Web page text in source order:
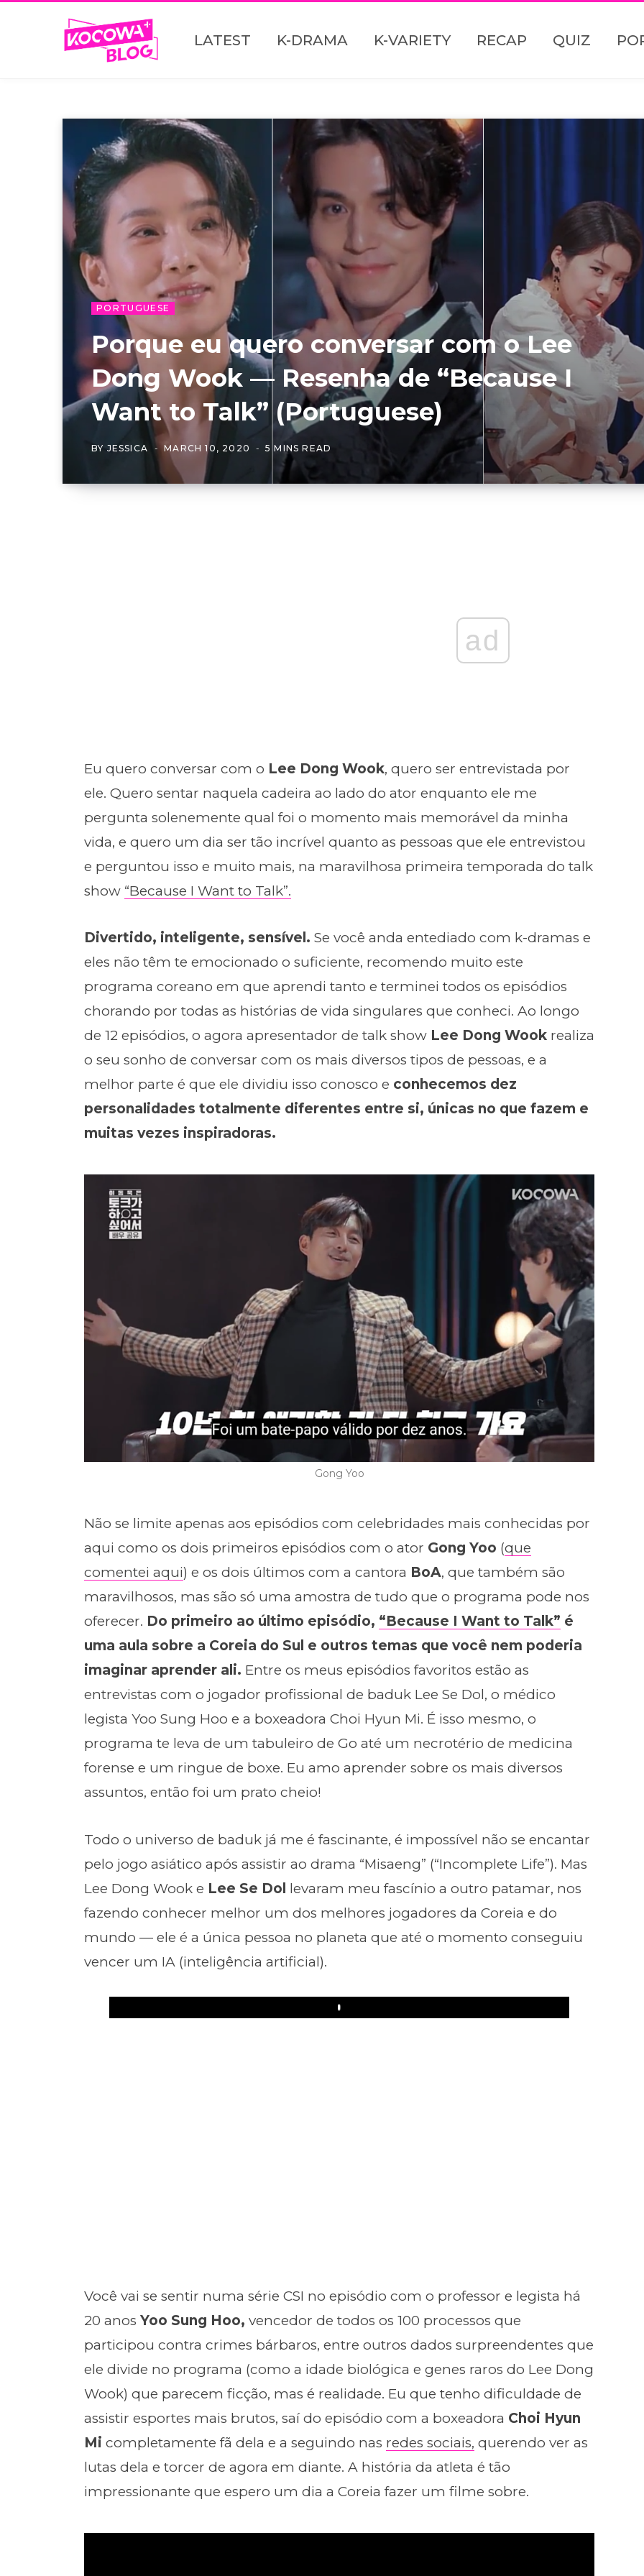
LATEST K-DRAMA K-VARIETY RECAP QUIZ
PORTUGUESE
Porque eu quero conversar com o Lee
Dong Wook — Resenha de “Because I
Want to Talk” (Portuguese)
BY JESSICA MARCH 10, 2020 5 MINS READ
ad
Eu quero conversar com o Lee Dong Wook, quero ser entrevistada por
ele. Quero sentar naquela cadeira ao lado do ator enquanto ele me
pergunta solenemente qual foi o momento mais memorável da minha
vida, e quero um dia ser tão incrível quanto as pessoas que ele entrevistou
e perguntou isso e muito mais, na maravilhosa primeira temporada do talk
show “Because I Want to Talk”.
Divertido, inteligente, sensível. Se você anda entediado com k-dramas e
eles não têm te emocionado o suficiente, recomendo muito este
programa coreano em que aprendi tanto e terminei todos os episódios
chorando por todas as histórias de vida singulares que conheci. Ao longo
de 12 episódios, o agora apresentador de talk show Lee Dong Wookrealiza
o seu sonho de conversar com os mais diversos tipos de pessoas, e a
melhor parte é que ele dividiu isso conosco e conhecemos dez
personalidades totalmente diferentes entre si, únicas no que fazem e
muitas vezes inspiradoras.
Gong Yoo
Não se limite apenas aos episódios com celebridades mais conhecidas por
aqui como os dois primeiros episódios com o ator Gong Yoo (que
comentei aqui) e os dois últimos com a cantora BoA, que também são
maravilhosos, mas são só uma amostra de tudo que o programa pode nos
oferecer. Do primeiro ao último episódio, “Because I Want to Talk” é
uma aula sobre a Coreia do Sul e outros temas que você nem poderia
imaginar aprender ali. Entre os meus episódios favoritos estão as
entrevistas com o jogador profissional de baduk Lee Se Dol, o médico
legista Yoo Sung Hoo e a boxeadora Choi Hyun Mi. É isso mesmo, o
programa te leva de um tabuleiro de Go até um necrotério de medicina
forense e um ringue de boxe. Eu amo aprender sobre os mais diversos
assuntos, então foi um prato cheio!
Todo o universo de baduk já me é fascinante, é impossível não se encantar
pelo jogo asiático após assistir ao drama “Misaeng” (“Incomplete Life”). Mas
Lee Dong Wook e Lee Se Dol levaram meu fascínio a outro patamar, nos
fazendo conhecer melhor um dos melhores jogadores da Coreia e do
mundo — ele é a única pessoa no planeta que até o momento conseguiu
vencer um IA (inteligência artificial).
Play
Você vai se sentir numa série CSI no episódio com o professor e legista há
20 anos Yoo Sung Hoo, vencedor de todos os 100 processos que
participou contra crimes bárbaros, entre outros dados surpreendentes que
ele divide no programa (como a idade biológica e genes raros do Lee Dong
Wook) que parecem ficção, mas é realidade. Eu que tenho dificuldade de
assistir esportes mais brutos, saí do episódio com a boxeadora Choi Hyun
Mi completamente fã dela e a seguindo nas redes sociais, querendo ver as
lutas dela e torcer de agora em diante. A história da atleta é tão
impressionante que espero um dia a Coreia fazer um filme sobre.